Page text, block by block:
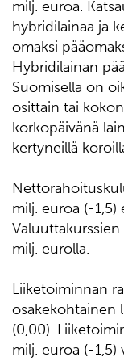
milj. euroa.
hybridilainaa ja
omaksi
Hybridilainan
Suomisella on
osittain tai
korkopäivänä
kertyneillä
milj. euroa (-1,5)
milj. eurolla.
Liiketoiminnan
osakekohtainen
(0,00).
milj. euroa (-